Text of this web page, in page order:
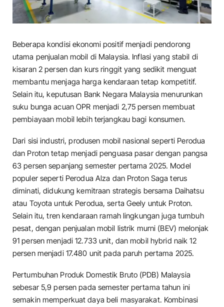
Beberapa kondisi ekonomi positif menjadi pendorong
utama penjualan mobil di Malaysia. Inflasi yang stabil di
kisaran 2 persen dan kurs ringgit yang sedikit menguat
membantu menjaga harga kendaraan tetap kompetitif.
Selain itu, keputusan Bank Negara Malaysia menurunkan
suku bunga acuan OPR menjadi 2,75 persen membuat
pembiayaan mobil lebih terjangkau bagi konsumen.
Dari sisi industri, produsen mobil nasional seperti Perodua
dan Proton tetap menjadi penguasa pasar dengan pangsa
63 persen sepanjang semester pertama 2025. Model
populer seperti Perodua Alza dan Proton Saga terus
diminati, didukung kemitraan strategis bersama Daihatsu
atau Toyota untuk Perodua, serta Geely untuk Proton.
Selain itu, tren kendaraan ramah lingkungan juga tumbuh
pesat, dengan penjualan mobil listrik murni (BEV) melonjak
91 persen menjadi 12.733 unit, dan mobil hybrid naik 12
persen menjadi 17.480 unit pada paruh pertama 2025.
Pertumbuhan Produk Domestik Bruto (PDB) Malaysia
sebesar 5,9 persen pada semester pertama tahun ini
semakin memperkuat daya beli masyarakat. Kombinasi